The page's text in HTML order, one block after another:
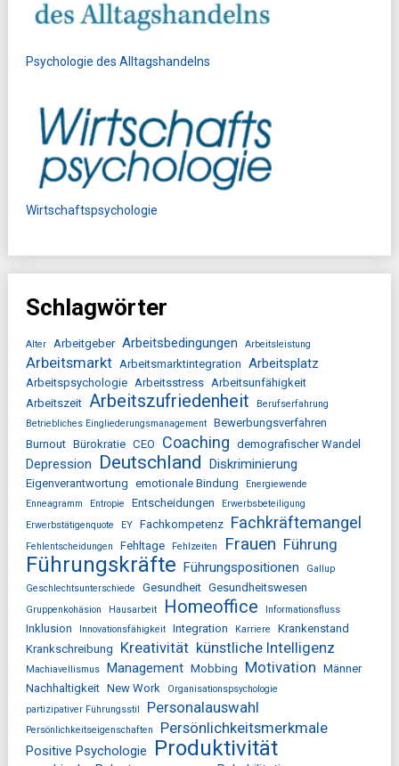
Psychologie des Alltagshandelns
Wirtschaftspsychologie
Schlagwörter
Alter Arbeitgeber Arbeitsbedingungen Arbeitsleistung
Arbeitsmarkt Arbeitsmarktintegration Arbeitsplatz
Arbeitspsychologie Arbeitsstress
Arbeitsunfähigkeit
Arbeitszeit Arbeitszufriedenheit
Berufserfahrung
Betriebliches Eingliederungsmanagement
Bewerbungsverfahren
Burnout Bürokratie CEO Coaching demografischer Wandel
Depression Deutschland Diskriminierung
Eigenverantwortung emotionale Bindung
Energiewende
Enneagramm
Entropie Entscheidungen
Erwerbsbeteiligung
Erwerbstätigenquote
EY Fachkompetenz Fachkräftemangel
Fehlentscheidungen Fehltage Fehlzeiten Frauen Führung
Führungskräfte Führungspositionen
Gallup
Geschlechtsunterschiede
Gesundheit Gesundheitswesen
Gruppenkohäsion Hausarbeit Homeoffice Informationsfluss
Inklusion Innovationsfähigkeit Integration Karriere
Krankenstand
Krankschreibung
Kreativität künstliche Intelligenz
Machiavellismus Management Mobbing Motivation Männer
Nachhaltigkeit New Work
Organisationspsychologie
partizipativer Führungsstil
Personalauswahl
Persönlichkeitseigenschaften Persönlichkeitsmerkmale
Positive Psychologie Produktivität